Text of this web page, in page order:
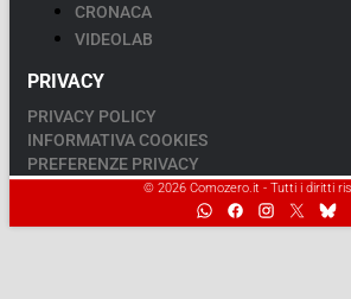
CRONACA
VIDEOLAB
PRIVACY
PRIVACY POLICY
INFORMATIVA COOKIES
PREFERENZE PRIVACY
© 2026 Comozero.it - Tutti i diritti